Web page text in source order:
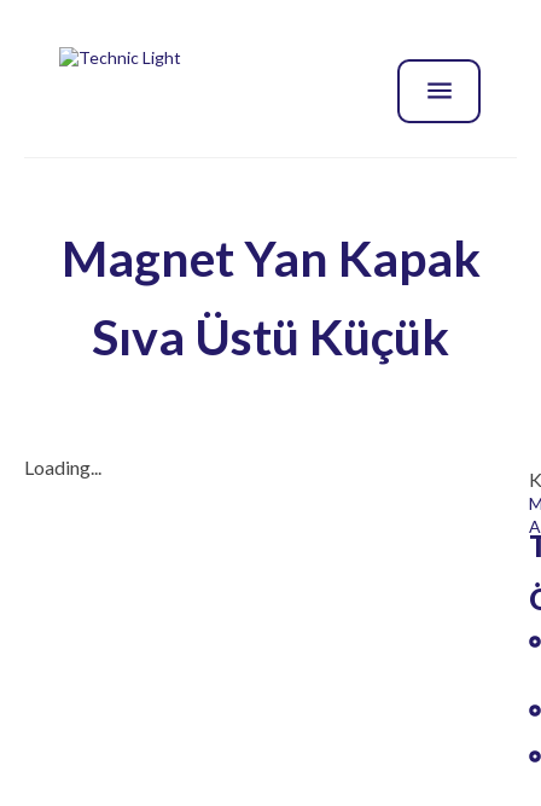
Magnet Yan Kapak
Sıva Üstü Küçük
Loading...